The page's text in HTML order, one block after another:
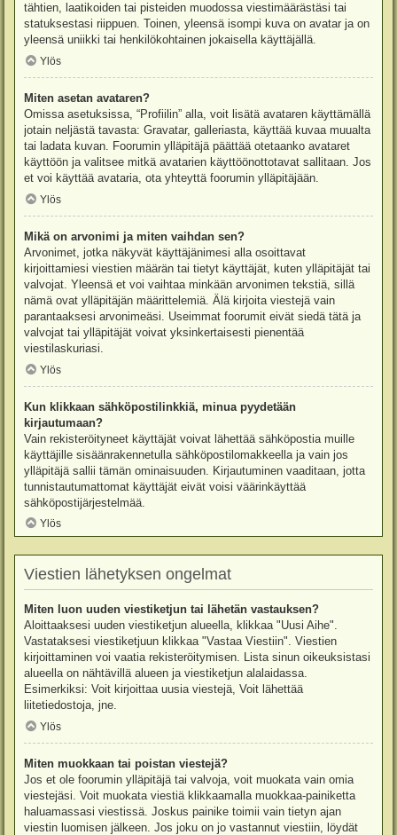
tähtien, laatikoiden tai pisteiden muodossa viestimäärästäsi tai
statuksestasi riippuen. Toinen, yleensä isompi kuva on avatar ja on
yleensä uniikki tai henkilökohtainen jokaisella käyttäjällä.
Ylös
Miten asetan avataren?
Omissa asetuksissa, “Profiilin” alla, voit lisätä avataren käyttämällä
jotain neljästä tavasta: Gravatar, galleriasta, käyttää kuvaa muualta
tai ladata kuvan. Foorumin ylläpitäjä päättää otetaanko avataret
käyttöön ja valitsee mitkä avatarien käyttöönottotavat sallitaan. Jos
et voi käyttää avataria, ota yhteyttä foorumin ylläpitäjään.
Ylös
Mikä on arvonimi ja miten vaihdan sen?
Arvonimet, jotka näkyvät käyttäjänimesi alla osoittavat
kirjoittamiesi viestien määrän tai tietyt käyttäjät, kuten ylläpitäjät tai
valvojat. Yleensä et voi vaihtaa minkään arvonimen tekstiä, sillä
nämä ovat ylläpitäjän määrittelemiä. Älä kirjoita viestejä vain
parantaaksesi arvonimeäsi. Useimmat foorumit eivät siedä tätä ja
valvojat tai ylläpitäjät voivat yksinkertaisesti pienentää
viestilaskuriasi.
Ylös
Kun klikkaan sähköpostilinkkiä, minua pyydetään
kirjautumaan?
Vain rekisteröityneet käyttäjät voivat lähettää sähköpostia muille
käyttäjille sisäänrakennetulla sähköpostilomakkeella ja vain jos
ylläpitäjä sallii tämän ominaisuuden. Kirjautuminen vaaditaan, jotta
tunnistautumattomat käyttäjät eivät voisi väärinkäyttää
sähköpostijärjestelmää.
Ylös
Viestien lähetyksen ongelmat
Miten luon uuden viestiketjun tai lähetän vastauksen?
Aloittaaksesi uuden viestiketjun alueella, klikkaa "Uusi Aihe".
Vastataksesi viestiketjuun klikkaa "Vastaa Viestiin". Viestien
kirjoittaminen voi vaatia rekisteröitymisen. Lista sinun oikeuksistasi
alueella on nähtävillä alueen ja viestiketjun alalaidassa.
Esimerkiksi: Voit kirjoittaa uusia viestejä, Voit lähettää
liitetiedostoja, jne.
Ylös
Miten muokkaan tai poistan viestejä?
Jos et ole foorumin ylläpitäjä tai valvoja, voit muokata vain omia
viestejäsi. Voit muokata viestiä klikkaamalla muokkaa-painiketta
haluamassasi viestissä. Joskus painike toimii vain tietyn ajan
viestin luomisen jälkeen. Jos joku on jo vastannut viestiin, löydät